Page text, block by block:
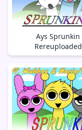
Ays Sprunkin
Rereuploaded